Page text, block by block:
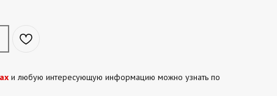
и любую интересующую информацию можно узнать по